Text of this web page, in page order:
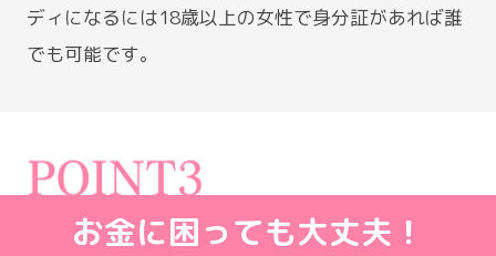
ディになるには18歳以上の女性で身分証があれば誰
でも可能です。
お金に困っても大丈夫！